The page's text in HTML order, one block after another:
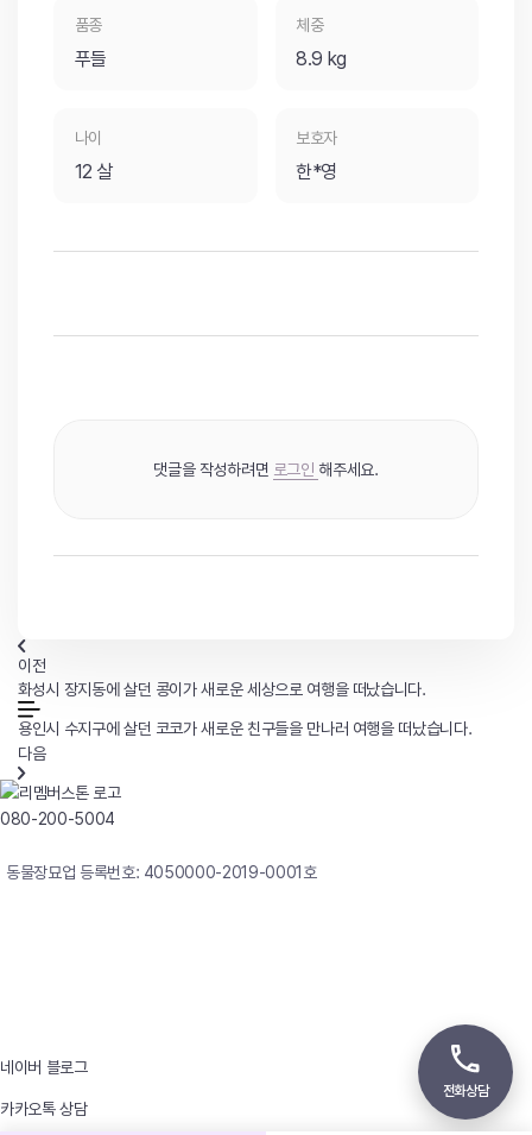
품종
푸들
체중
8.9 kg
나이
12 살
보호자
한*영
댓글을 작성하려면 로그인 해주세요.
이전
화성시 장지동에 살던 콩이가 새로운 세상으로 여행을 떠났습니다.
용인시 수지구에 살던 코코가 새로운 친구들을 만나러 여행을 떠났습니다.
다음
080-200-5004
동물장묘업 등록번호: 4050000-2019-0001호
네이버 블로그
카카오톡 상담
전화상담